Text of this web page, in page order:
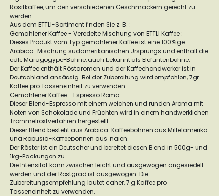
Rösrtkaffee, um den verschiedenen Geschmäckern gerecht zu
werden.
Aus dem ETTLI-Sortiment finden Sie z. B. :
Gemahlener Kaffee - Veredelte Mischung von ETTLI Kaffee :
Dieses Produkt vom Typ gemahlener Kaffee ist eine 100%ige
Arabica-Mischung südamerikanischen Ursprungs und enthält die
edle Maragogype-Bohne, auch bekannt als Elefantenbohne.
Der Kaffee enthält Röstaromen und der Kaffeehandwerker ist in
Deutschland ansässig. Bei der Zubereitung wird empfohlen, 7gr
Kaffee pro Tasseneinheit zu verwenden.
Gemahlener Kaffee - Espresso Roma :
Dieser Blend-Espresso mit einem weichen und runden Aroma mit
Noten von Schokolade und Früchten wird in einem handwerklichen
Trommelröstverfahren hergestellt.
Dieser Blend besteht aus Arabica-Kaffeebohnen aus Mittelamerika
und Robusta-Kaffeebohnen aus Indien.
Der Röster ist ein Deutscher und bereitet diesen Blend in 500g- und
1kg-Packungen zu.
Die Intensität kann zwischen leicht und ausgewogen angesiedelt
werden und der Röstgrad ist ausgewogen. Die
Zubereitungsempfehlung lautet daher, 7 g Kaffee pro
Tasseneinheit zu verwenden.